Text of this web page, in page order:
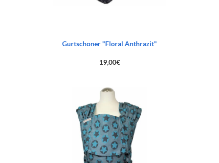
Gurtschoner "Floral Anthrazit"
19,00€